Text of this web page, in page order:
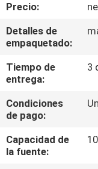
CONTROL
DE
CALIDAD
EN
CONTACTO
CON
Precio:
Detalles de
empaquetado:
Tiempo de
entrega:
3
Condiciones
de pago:
Capacidad de
la fuente: